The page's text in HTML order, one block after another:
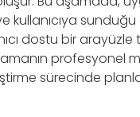
kullanıcıya
dostu bir
profesyonel
sürecinde